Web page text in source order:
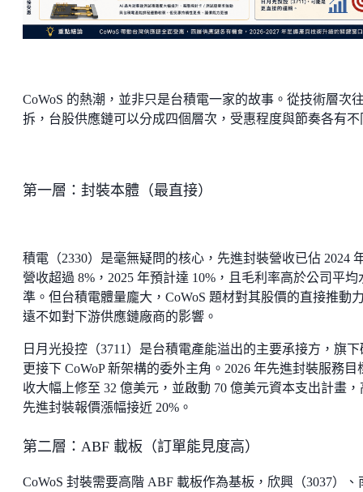
CoWoS 的熱潮，並非只是台積電一家的故事。從技術層次
拆，台股供應鏈可以分成四個層次，受惠程度與節奏各有不
第一層：封裝本體（最直接）
積電（2330）是毫無疑問的核心，先進封裝營收已佔 2024
營收超過 8%，2025 年預計達 10%，且毛利率高於公司平均
準。但台積電體量龐大，CoWoS 題材對其股價的直接推動
遠不如對下游供應鏈廠商的影響。
日月光投控（3711）是台積電產能溢出的主要承接方，旗下
更接下 CoWoP 新架構的委外主角。2026 年先進封裝服務目
收大幅上修至 32 億美元，並啟動 70 億美元資本支出計畫，
先進封裝報價漲幅接近 20%。
第二層：ABF 載板（訂單能見度高）
CoWoS 封裝需要高階 ABF 載板作為基板，欣興（3037）、